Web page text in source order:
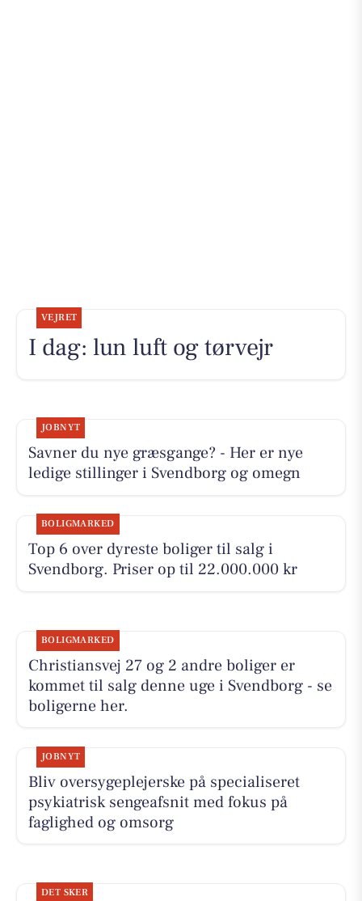
VEJRET
I dag: lun luft og tørvejr
JOBNYT
Savner du nye græsgange? - Her er nye
ledige stillinger i Svendborg og omegn
BOLIGMARKED
Top 6 over dyreste boliger til salg i
Svendborg. Priser op til 22.000.000 kr
BOLIGMARKED
Christiansvej 27 og 2 andre boliger er
kommet til salg denne uge i Svendborg - se
boligerne her.
JOBNYT
Bliv oversygeplejerske på specialiseret
psykiatrisk sengeafsnit med fokus på
faglighed og omsorg
DET SKER